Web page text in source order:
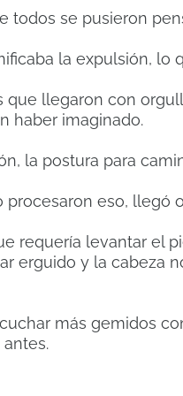
todos se pusieron
la expulsión, lo
que llegaron con
haber imaginado.
la postura para
procesaron eso, llegó
requería levantar el
erguido y la cabeza
más gemidos